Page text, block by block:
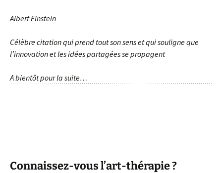
Albert Einstein
Célèbre citation qui prend tout son sens et qui souligne que
l’innovation et les idées partagées se propagent
A bientôt pour la suite…
Connaissez-vous l’art-thérapie ?